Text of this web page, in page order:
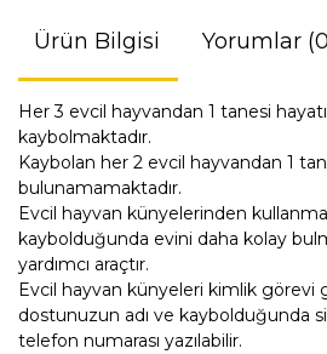
Ürün Bilgisi Yorumlar
Her 3 evcil hayvandan 1 tanesi
kaybolmaktadır.
Kaybolan her 2 evcil hayvandan 1
bulunamamaktadır.
Evcil hayvan künyelerinden
kaybolduğunda evini daha kolay
yardımcı araçtır.
Evcil hayvan künyeleri kimlik görevi
dostunuzun adı ve kaybolduğunda
telefon numarası yazılabilir.